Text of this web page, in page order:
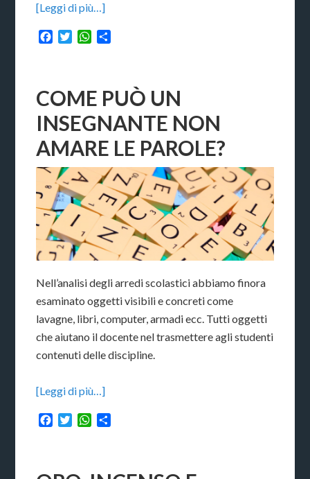
[Leggi di più…]
Facebook
TwitterWhatsApp
COME PUÒ UN
INSEGNANTE NON
AMARE LE PAROLE?
Nell’analisi degli arredi scolastici abbiamo finora
esaminato oggetti visibili e concreti come
lavagne, libri, computer, armadi ecc. Tutti oggetti
che aiutano il docente nel trasmettere agli studenti
contenuti delle discipline.
[Leggi di più…]
Facebook
TwitterWhatsApp